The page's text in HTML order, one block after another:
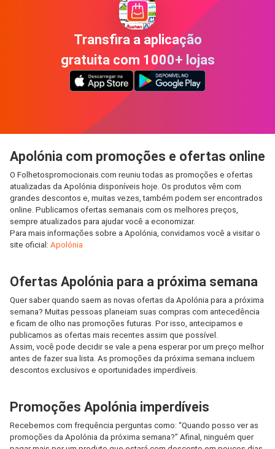
Transfira a aplicação
gratuita com 1000+ lojas
Apolónia com promoções e ofertas online
O Folhetospromocionais.com reuniu todas as promoções e ofertas
atualizadas da Apolónia disponíveis hoje. Os produtos vêm com
grandes descontos e, muitas vezes, também podem ser encontrados
online. Publicamos ofertas semanais com os melhores preços,
sempre atualizados para ajudar você a economizar.
Para mais informações sobre a Apolónia, convidamos você a visitar o
site oficial: Apolónia
Ofertas Apolónia para a próxima semana
Quer saber quando saem as novas ofertas da Apolónia para a próxima
semana? Muitas pessoas planeiam suas compras com antecedência
e ficam de olho nas promoções futuras. Por isso, antecipamos e
publicamos as ofertas mais recentes assim que possível.
Assim, você pode decidir se vale a pena esperar por um preço melhor
antes de fazer sua lista. As promoções da próxima semana incluem
descontos exclusivos e oportunidades imperdíveis.
Promoções Apolónia imperdíveis
Recebemos com frequência perguntas como: “Quando posso ver as
promoções da Apolónia da próxima semana?” Afinal, ninguém quer